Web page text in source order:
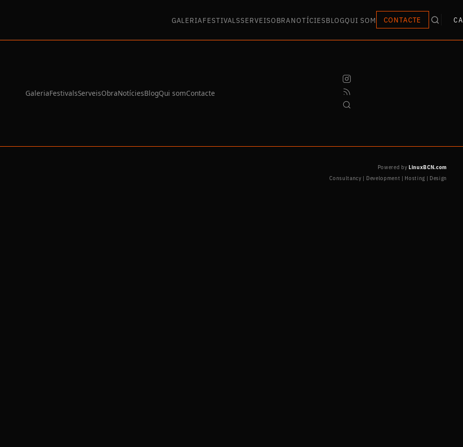
GALERIAFESTIVALSSERVEISOBRANOTÍCIESBLOGQUI SOM CONTACTE CA
GaleriaFestivalsServeisObraNotíciesBlogQui somContacte
Powered by LinuxBCN.com
Consultancy | Development | Hosting | Design